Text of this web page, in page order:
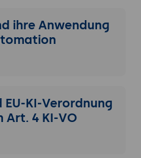
ihre Anwendung
KI-Verordnung
4 KI-VO